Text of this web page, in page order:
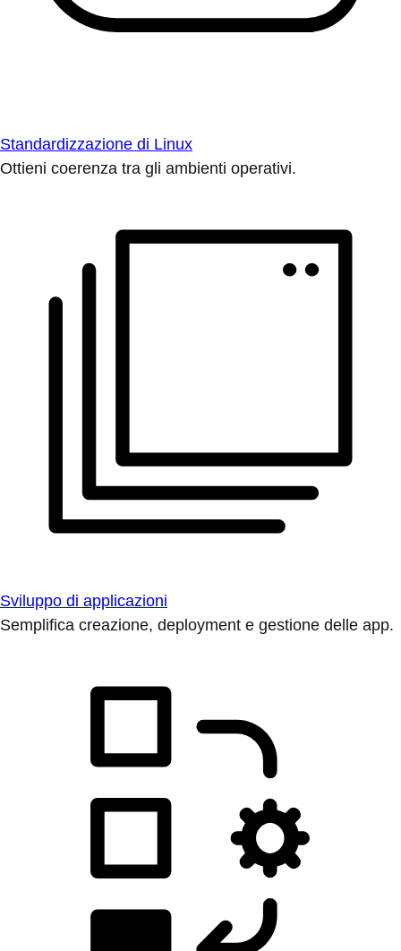
Standardizzazione di Linux
Ottieni coerenza tra gli ambienti operativi.
Sviluppo di applicazioni
Semplifica creazione, deployment e gestione delle app.